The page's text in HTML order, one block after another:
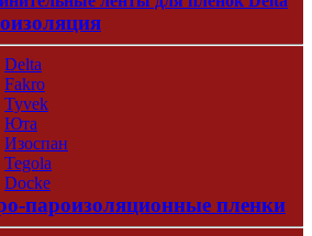
Delta
Fakro
Tyvek
Юта
Изоспан
Tegola
Docke
пароизоляционные пленки